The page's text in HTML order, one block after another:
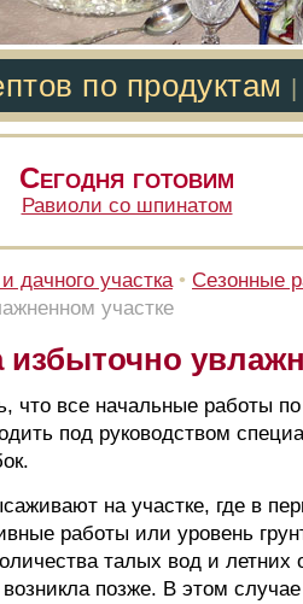
по продуктам
Сегодня готовим
Равиоли со шпинатом
дачного участка • Сезонные
участке
избыточно
что все начальные работы
под руководством
на участке, где в
работы или уровень
талых вод и летних
позже. В этом